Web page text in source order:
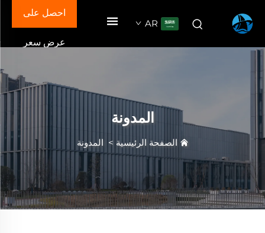
AR
احصل على
عرض سعر
المدونة
الصفحة الرئيسية > المدونة